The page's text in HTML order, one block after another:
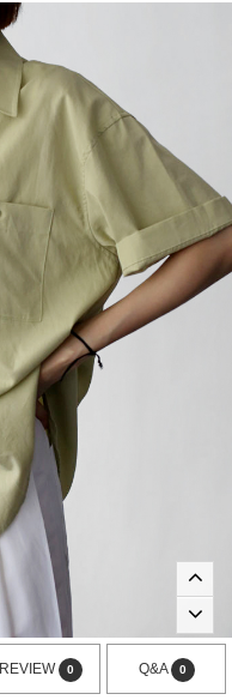
REVIEW 0 Q&A 0